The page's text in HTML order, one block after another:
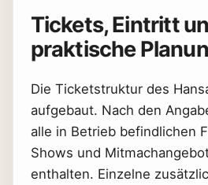
Tickets, Eintritt
praktische
Die Ticketstruktur des
aufgebaut. Nach den
alle in Betrieb befindlichen
Shows und
enthalten. Einzelne